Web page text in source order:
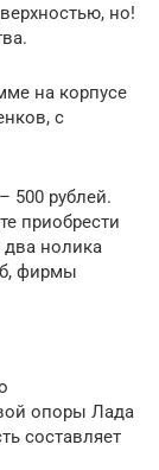
но!
на корпусе
с
500 рублей.
приобрести
два нолика
фирмы
опоры Лада
составляет